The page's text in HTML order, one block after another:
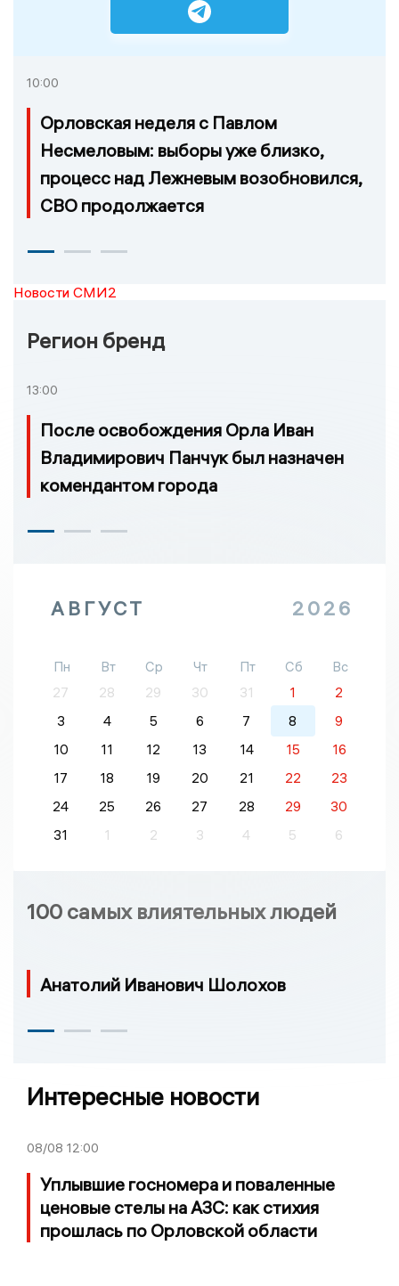
10:00
Орловская неделя с Павлом
Несмеловым: выборы уже близко,
процесс над Лежневым возобновился,
СВО продолжается
Новости СМИ2
Регион бренд
13:00
После освобождения Орла Иван
Владимирович Панчук был назначен
комендантом города
АВГУСТ 2026
Пн Вт Ср Чт Пт Сб
Вс
27
28 29 30 31 1
2
3
4 5 6 7 8
9
10
11 12 13 14 15
16
17
18 19 20 21 22
23
24
25 26 27 28 29
30
31
1 2 3 4 5 6
100 самых влиятельных людей
Анатолий Иванович Шолохов
Интересные новости
08/08 12:00
Уплывшие госномера и поваленные
ценовые стелы на АЗС: как стихия
прошлась по Орловской области